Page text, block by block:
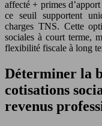
affecté + primes
ce seuil supportent
charges TNS. Cette
sociales à court terme,
flexibilité fiscale à long
Déterminer la
cotisations
revenus